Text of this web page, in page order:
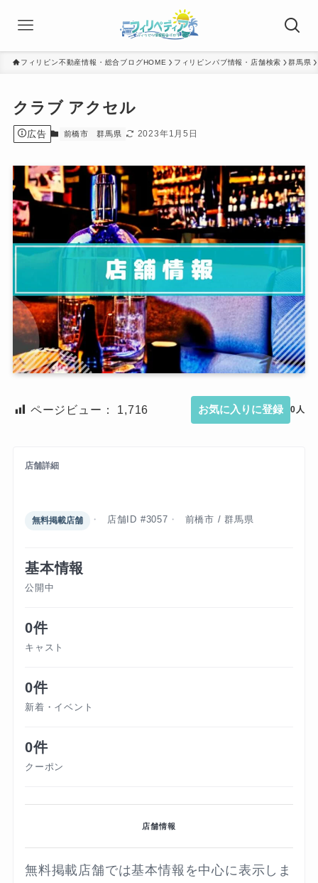
フィリピン不動産情報・総合ブログHOME フィリピンパブ情報・店舗検索 群馬県
クラブ アクセル
広告 前橋市 群馬県 2023年1月5日
ページビュー： 1,716 お気に入りに登録 0人
店舗詳細
無料掲載店舗 店舗ID #3057 前橋市 / 群馬県
基本情報
公開中
0件
キャスト
0件
新着・イベント
0件
クーポン
店舗情報
無料掲載店舗では基本情報を中心に表示しま